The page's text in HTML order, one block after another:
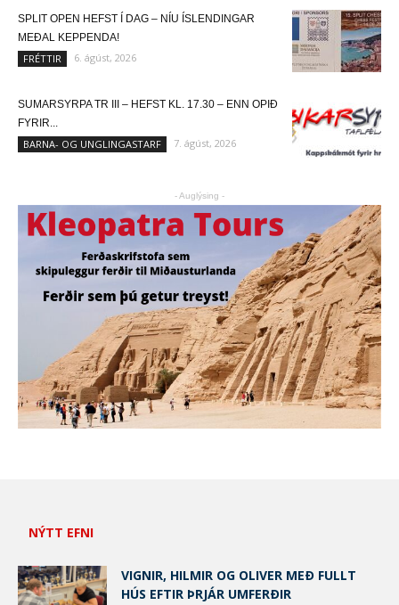
SPLIT OPEN HEFST Í DAG – NÍU ÍSLENDINGAR
MEÐAL KEPPENDA!
FRÉTTIR 6. ágúst, 2026
SUMARSYRPA TR III – HEFST KL. 17.30 – ENN OPIÐ
FYRIR...
BARNA- OG UNGLINGASTARF 7. ágúst, 2026
- Auglýsing -
NÝTT EFNI
VIGNIR, HILMIR OG OLIVER MEÐ FULLT
HÚS EFTIR ÞRJÁR UMFERÐIR